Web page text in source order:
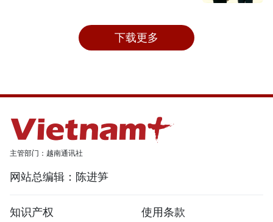
下载更多
主管部门：越南通讯社
网站总编辑：陈进笋
知识产权 使用条款